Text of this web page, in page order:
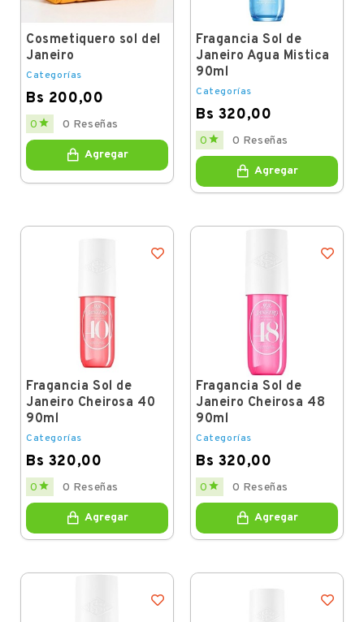
Cosmetiquero sol del
Janeiro
Categorías
Bs 200,00
Price
0  0 Reseñas
Agregar
Fragancia Sol de
Janeiro Agua Mistica
90ml
Categorías
Bs 320,00
Price
0  0 Reseñas
Agregar
Fragancia Sol de
Janeiro Cheirosa 40
90ml
Categorías
Bs 320,00
Price
0  0 Reseñas
Agregar
Fragancia Sol de
Janeiro Cheirosa 48
90ml
Categorías
Bs 320,00
Price
0  0 Reseñas
Agregar